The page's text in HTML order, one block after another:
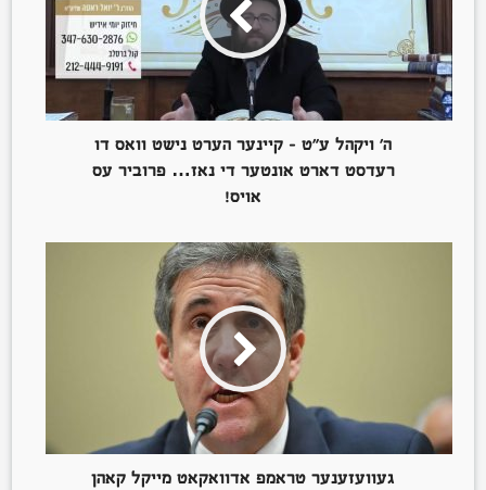
ה’ ויקהל ע”ט – קיינער הערט נישט וואס דו
רעדסט דארט אונטער די נאז… פרוביר עס
אויס!
געוועזענער טראמפ אדוואקאט מייקל קאהן